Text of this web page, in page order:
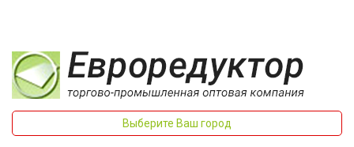
Выберите Ваш город